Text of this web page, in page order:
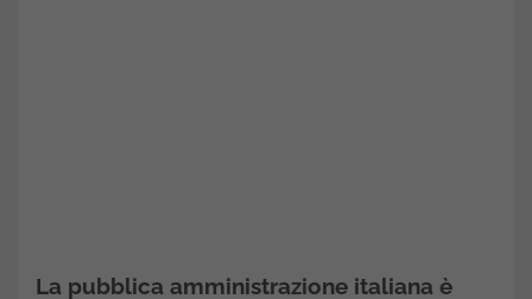
La pubblica amministrazione italiana è